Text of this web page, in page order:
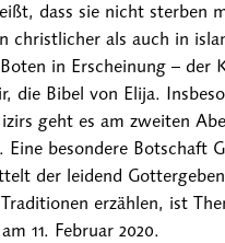
dass sie nicht sterben
christlicher als auch in
in Erscheinung – der
die Bibel von Elija.
geht es am zweiten
Eine besondere Botschaft
der leidend
erzählen, ist
11. Februar 2020.